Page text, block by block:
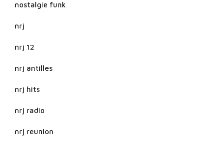
nostalgie funk
nrj
nrj 12
nrj antilles
nrj hits
nrj radio
nrj reunion